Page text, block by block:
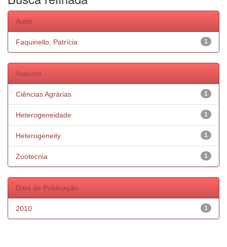
Autor
1
Faquinello, Patrícia
Assunto
1
Ciências Agrárias
1
Heterogeneidade
1
Heterogeneity
1
Zootecnia
Data de Publicação
1
2010